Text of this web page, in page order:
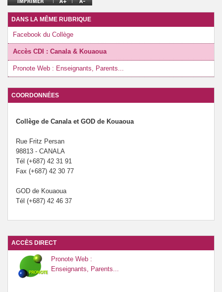
DANS LA MÊME RUBRIQUE
Facebook du Collège
Accès CDI : Canala & Kouaoua
Pronote Web : Enseignants, Parents...
COORDONNÉES
Collège de Canala et GOD de Kouaoua
Rue Fritz Persan
98813 - CANALA
Tél (+687) 42 31 91
Fax (+687) 42 30 77
GOD de Kouaoua
Tél (+687) 42 46 37
ACCÈS DIRECT
Pronote Web :
Enseignants, Parents...